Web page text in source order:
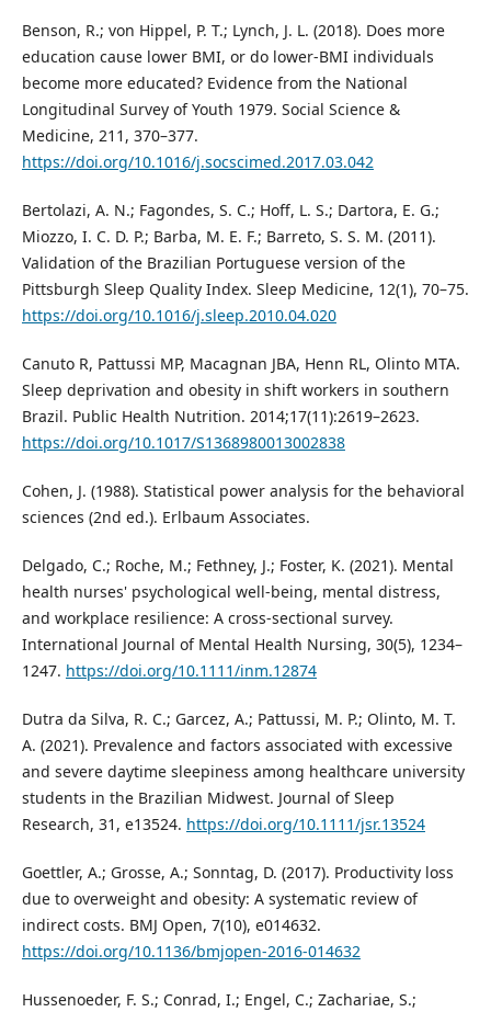
Benson, R.; von Hippel, P. T.; Lynch, J. L. (2018). Does more
education cause lower BMI, or do lower-BMI individuals
become more educated? Evidence from the National
Longitudinal Survey of Youth 1979. Social Science &
Medicine, 211, 370–377.
https://doi.org/10.1016/j.socscimed.2017.03.042
Bertolazi, A. N.; Fagondes, S. C.; Hoff, L. S.; Dartora, E. G.;
Miozzo, I. C. D. P.; Barba, M. E. F.; Barreto, S. S. M. (2011).
Validation of the Brazilian Portuguese version of the
Pittsburgh Sleep Quality Index. Sleep Medicine, 12(1), 70–75.
https://doi.org/10.1016/j.sleep.2010.04.020
Canuto R, Pattussi MP, Macagnan JBA, Henn RL, Olinto MTA.
Sleep deprivation and obesity in shift workers in southern
Brazil. Public Health Nutrition. 2014;17(11):2619–2623.
https://doi.org/10.1017/S1368980013002838
Cohen, J. (1988). Statistical power analysis for the behavioral
sciences (2nd ed.). Erlbaum Associates.
Delgado, C.; Roche, M.; Fethney, J.; Foster, K. (2021). Mental
health nurses' psychological well-being, mental distress,
and workplace resilience: A cross-sectional survey.
International Journal of Mental Health Nursing, 30(5), 1234–
1247. https://doi.org/10.1111/inm.12874
Dutra da Silva, R. C.; Garcez, A.; Pattussi, M. P.; Olinto, M. T.
A. (2021). Prevalence and factors associated with excessive
and severe daytime sleepiness among healthcare university
students in the Brazilian Midwest. Journal of Sleep
Research, 31, e13524. https://doi.org/10.1111/jsr.13524
Goettler, A.; Grosse, A.; Sonntag, D. (2017). Productivity loss
due to overweight and obesity: A systematic review of
indirect costs. BMJ Open, 7(10), e014632.
https://doi.org/10.1136/bmjopen-2016-014632
Hussenoeder, F. S.; Conrad, I.; Engel, C.; Zachariae, S.;